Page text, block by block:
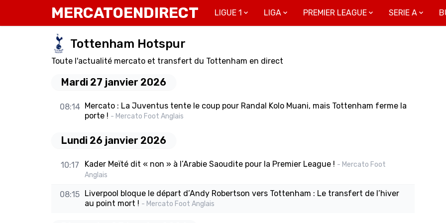
MERCATOENDIRECT LIGUE 1 LIGA PREMIER LEAGUE SERIE A
Tottenham Hotspur
Toute l'actualité mercato et transfert du Tottenham en direct
Mardi 27 janvier 2026
08:14 Mercato : La Juventus tente le coup pour Randal Kolo Muani, mais Tottenham ferme la
porte ! - Mercato Foot Anglais
Lundi 26 janvier 2026
10:17 Kader Meïté dit « non » à l’Arabie Saoudite pour la Premier League ! - Mercato Foot
Anglais
08:15 Liverpool bloque le départ d’Andy Robertson vers Tottenham : Le transfert de l’hiver
au point mort ! - Mercato Foot Anglais